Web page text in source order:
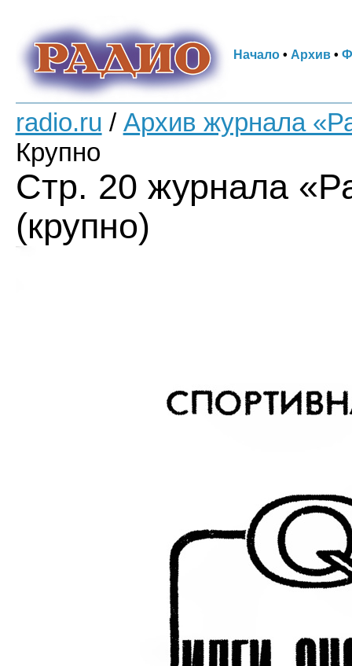
Начало• Архив•
radio.ru / Архив журнала
Крупно
Стр. 20 журнала
(крупно)